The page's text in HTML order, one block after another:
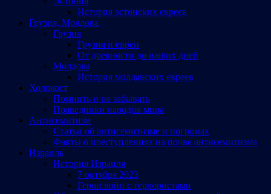
История эстонских евреев
Грузия, Молдова
Грузия
Грузия и евреи
От древности до наших дней
Молдова
История молдавских евреев
Холокост
Помнить и не забывать
Праведники народов мира
Антисемитизм
Статьи об антисемитизме и погромах
Факты о преступлениях на почве антисемитизма
Израиль
История Израиля
7 октября 2023
Герои войн с террористами